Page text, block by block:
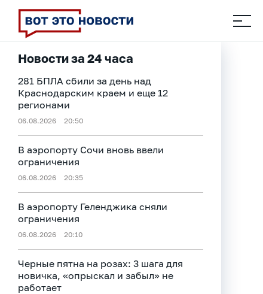
Новости за 24 часа
281 БПЛА сбили за день над
Краснодарским краем и еще 12
регионами
06.08.2026 20:50
В аэропорту Сочи вновь ввели
ограничения
06.08.2026 20:35
В аэропорту Геленджика сняли
ограничения
06.08.2026 20:10
Черные пятна на розах: 3 шага для
новичка, «опрыскал и забыл» не
работает